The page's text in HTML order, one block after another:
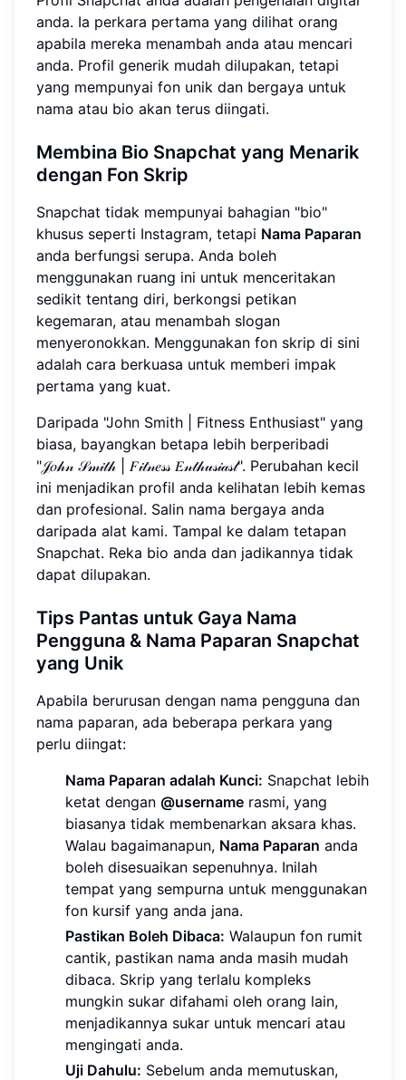
anda. Ia perkara pertama yang dilihat orang
apabila mereka menambah anda atau mencari
anda. Profil generik mudah dilupakan, tetapi
yang mempunyai fon unik dan bergaya untuk
nama atau bio akan terus diingati.
Membina Bio Snapchat yang Menarik
dengan Fon Skrip
Snapchat tidak mempunyai bahagian "bio"
khusus seperti Instagram, tetapi Nama Paparan
anda berfungsi serupa. Anda boleh
menggunakan ruang ini untuk menceritakan
sedikit tentang diri, berkongsi petikan
kegemaran, atau menambah slogan
menyeronokkan. Menggunakan fon skrip di sini
adalah cara berkuasa untuk memberi impak
pertama yang kuat.
Daripada "John Smith | Fitness Enthusiast" yang
biasa, bayangkan betapa lebih berperibadi
"𝒥𝑜𝒽𝓃 𝒮𝓂𝒾𝓉𝒽 | 𝐹𝒾𝓉𝓃𝑒𝓈𝓈 𝐸𝓃𝓉𝒽𝓊𝓈𝒾𝒶𝓈𝓉". Perubahan kecil
ini menjadikan profil anda kelihatan lebih kemas
dan profesional. Salin nama bergaya anda
daripada alat kami. Tampal ke dalam tetapan
Snapchat. Reka bio anda dan jadikannya tidak
dapat dilupakan.
Tips Pantas untuk Gaya Nama
Pengguna & Nama Paparan Snapchat
yang Unik
Apabila berurusan dengan nama pengguna dan
nama paparan, ada beberapa perkara yang
perlu diingat:
Nama Paparan adalah Kunci: Snapchat lebih
ketat dengan @username rasmi, yang
biasanya tidak membenarkan aksara khas.
Walau bagaimanapun, Nama Paparan anda
boleh disesuaikan sepenuhnya. Inilah
tempat yang sempurna untuk menggunakan
fon kursif yang anda jana.
Pastikan Boleh Dibaca: Walaupun fon rumit
cantik, pastikan nama anda masih mudah
dibaca. Skrip yang terlalu kompleks
mungkin sukar difahami oleh orang lain,
menjadikannya sukar untuk mencari atau
mengingati anda.
Uji Dahulu: Sebelum anda memutuskan,